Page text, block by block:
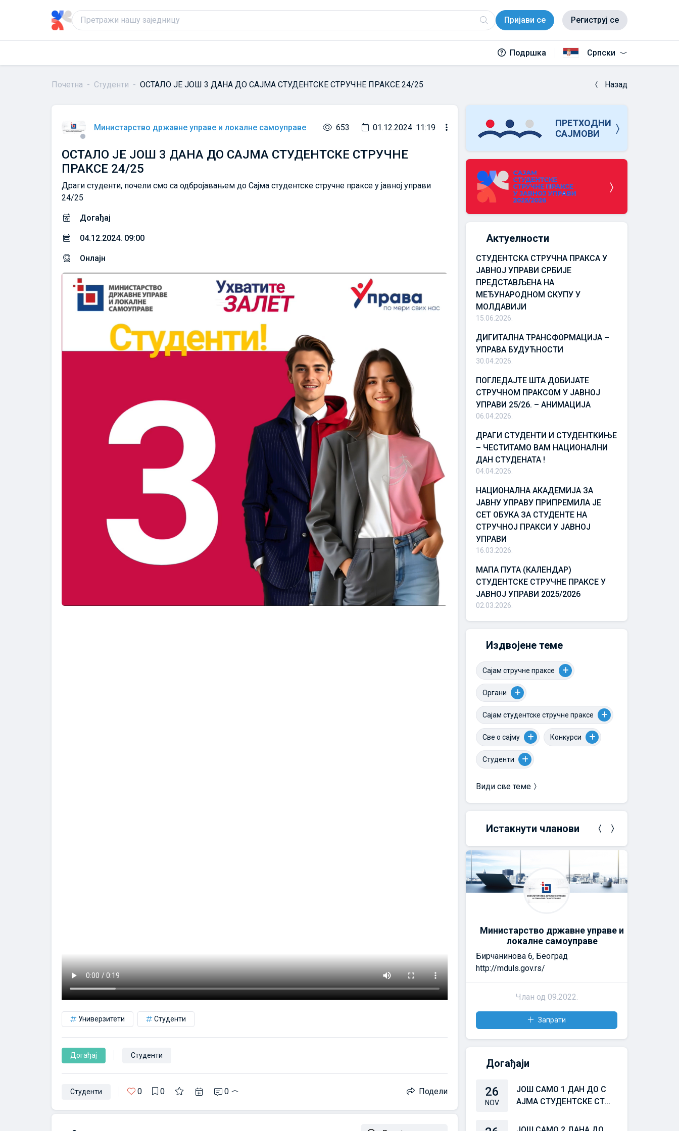
Пријави се Региструј се
Подршка Српски
Почетна Студенти ОСТАЛО ЈЕ ЈОШ 3 ДАНА ДО САЈМА СТУДЕНТСКЕ СТРУЧНЕ ПРАКСЕ 24/25 Назад
Министарство државне управе и локалне самоуправе 653 01.12.2024. 11:19
ОСТАЛО ЈЕ ЈОШ 3 ДАНА ДО САЈМА СТУДЕНТСКЕ СТРУЧНЕ
ПРАКСЕ 24/25
Драги студенти, почели смо са одбројавањем до Сајма студентске стручне праксе у јавној управи
24/25
Догађај
04.12.2024. 09:00
Онлајн
Универзитети Студенти
Догађај Студенти
Студенти 0 0 0 Подели
ПРЕТХОДНИ
САЈМОВИ
Актуелности
СТУДЕНТСКА СТРУЧНА ПРАКСА У
ЈАВНОЈ УПРАВИ СРБИЈЕ
ПРЕДСТАВЉЕНА НА
МЕЂУНАРОДНОМ СКУПУ У
МОЛДАВИЈИ
15.06.2026.
ДИГИТАЛНА ТРАНСФОРМАЦИЈА –
УПРАВА БУДУЋНОСТИ
30.04.2026.
ПОГЛЕДАЈТЕ ШТА ДОБИЈАТЕ
СТРУЧНОМ ПРАКСОМ У ЈАВНОЈ
УПРАВИ 25/26. – АНИМАЦИЈА
06.04.2026.
ДРАГИ СТУДЕНТИ И СТУДЕНТКИЊЕ
– ЧЕСТИТАМО ВАМ НАЦИОНАЛНИ
ДАН СТУДЕНАТА !
04.04.2026.
НАЦИОНАЛНА АКАДЕМИЈА ЗА
ЈАВНУ УПРАВУ ПРИПРЕМИЛА ЈЕ
СЕТ ОБУКА ЗА СТУДЕНТЕ НА
СТРУЧНОЈ ПРАКСИ У ЈАВНОЈ
УПРАВИ
16.03.2026.
МАПА ПУТА (КАЛЕНДАР)
СТУДЕНТСКЕ СТРУЧНЕ ПРАКСЕ У
ЈАВНОЈ УПРАВИ 2025/2026
02.03.2026.
Издвојене теме
Сајам стручне праксе
Органи
Сајам студентске стручне праксе
Све о сајму Конкурси
Студенти
Види све теме
Истакнути чланови
Министарство државне управе и
локалне самоуправе
Бирчанинова 6, Београд
http://mduls.gov.rs/
Члан од 09.2022.
Запрати
Догађаји
26
NOV
ЈОШ САМО 1 ДАН ДО С
АЈМА СТУДЕНТСКЕ СТР